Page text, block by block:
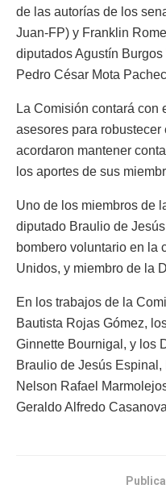
de las autorías de los
Juan-FP) y Franklin
diputados Agustín
Pedro César Mota
La Comisión contará con
asesores para
acordaron mantener
los aportes de sus
Uno de los miembros de
diputado Braulio de
bombero voluntario en la
Unidos, y miembro de la
En los trabajos de la
Bautista Rojas Gómez,
Ginnette Bournigal, y los
Braulio de Jesús
Nelson Rafael
Geraldo Alfredo